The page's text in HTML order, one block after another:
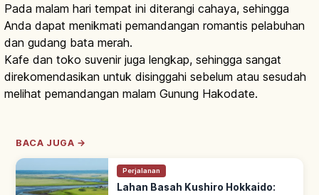
Pada malam hari tempat ini diterangi cahaya, sehingga
Anda dapat menikmati pemandangan romantis pelabuhan
dan gudang bata merah.
Kafe dan toko suvenir juga lengkap, sehingga sangat
direkomendasikan untuk disinggahi sebelum atau sesudah
melihat pemandangan malam Gunung Hakodate.
BACA JUGA →
Perjalanan
Lahan Basah Kushiro Hokkaido: